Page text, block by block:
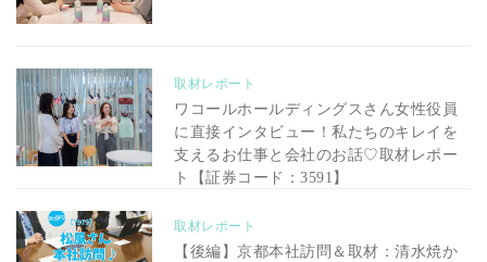
取材レポート
ワコールホールディングスさん女性役員
に直接インタビュー！私たちのキレイを
支えるお仕事と会社のお話♡取材レポー
ト【証券コード：3591】
取材レポート
【後編】京都本社訪問＆取材：清水焼か